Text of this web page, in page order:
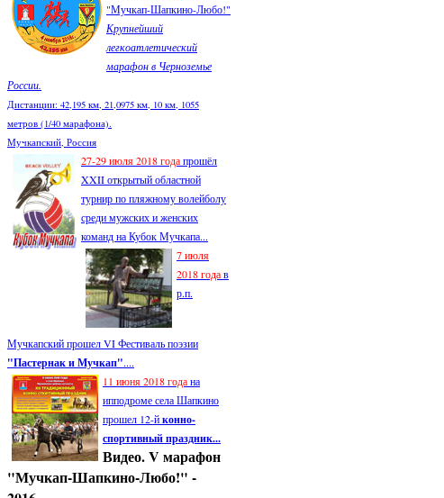
"Мучкап-Шапкино-Любо!"
Крупнейший
легкоатлетический
марафон в Черноземье
России.
Дистанции: 42,195 км, 21,0975 км, 10 км, 1055
метров (1/40 марафона).
Мучкапский, Россия
27-29 июля 2018 годапрошёл
XXII открытый областной
турнир по пляжному волейболу
среди мужских и женских
команд на Кубок Мучкапа...
7 июля
2018 годав
р.п.
Мучкапский прошел VI Фестиваль поэзии
"Пастернак и Мучкап"....
11 июня 2018 годана
ипподроме села Шапкино
прошел 12-йконно-
спортивный праздник...
Видео. V марафон
"Мучкап-Шапкино-Любо!" -